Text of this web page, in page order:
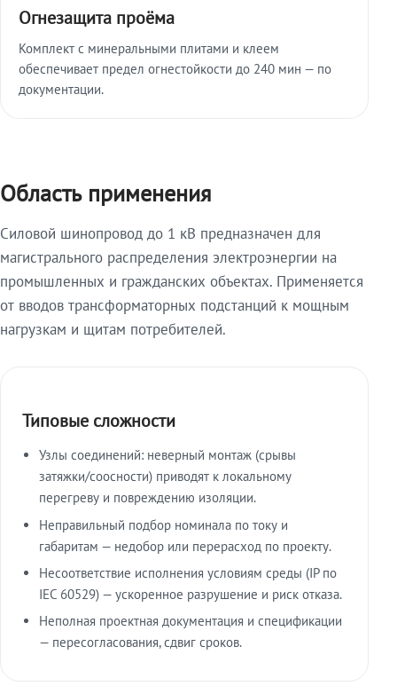
Огнезащита проёма
Комплект с минеральными плитами и клеем
обеспечивает предел огнестойкости до 240 мин — по
документации.
Область применения
Силовой шинопровод до 1 кВ предназначен для
магистрального распределения электроэнергии на
промышленных и гражданских объектах. Применяется
от вводов трансформаторных подстанций к мощным
нагрузкам и щитам потребителей.
Типовые сложности
Узлы соединений: неверный монтаж (срывы
затяжки/соосности) приводят к локальному
перегреву и повреждению изоляции.
Неправильный подбор номинала по току и
габаритам — недобор или перерасход по проекту.
Несоответствие исполнения условиям среды (IP по
IEC 60529) — ускоренное разрушение и риск отказа.
Неполная проектная документация и спецификации
— пересогласования, сдвиг сроков.